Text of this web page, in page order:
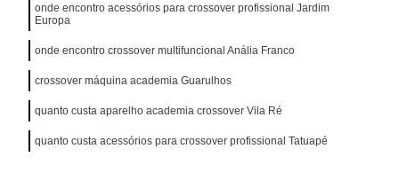
onde encontro acessórios para crossover profissional Jardim
Europa
onde encontro crossover multifuncional Anália Franco
crossover máquina academia Guarulhos
quanto custa aparelho academia crossover Vila Ré
quanto custa acessórios para crossover profissional Tatuapé